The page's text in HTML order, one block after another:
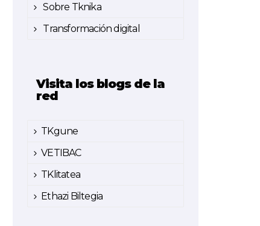
Sobre Tknika
Transformación digital
Visita los blogs de la
red
TKgune
VETIBAC
TKlitatea
Ethazi Biltegia